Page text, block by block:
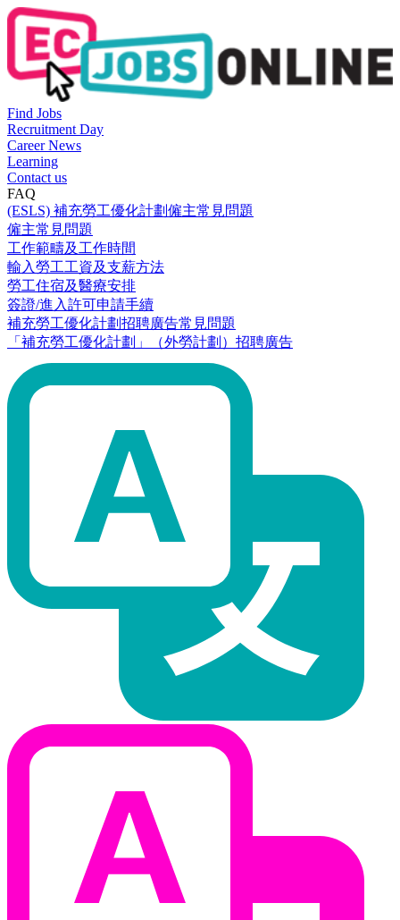
Find Jobs
Recruitment Day
Career News
Learning
Contact us
FAQ
(ESLS) 補充勞工優化計劃僱主常見問題
僱主常見問題
工作範疇及工作時間
輸入勞工工資及支薪方法
勞工住宿及醫療安排
簽證/進入許可申請手續
補充勞工優化計劃招聘廣告常見問題
「補充勞工優化計劃」（外勞計劃）招聘廣告